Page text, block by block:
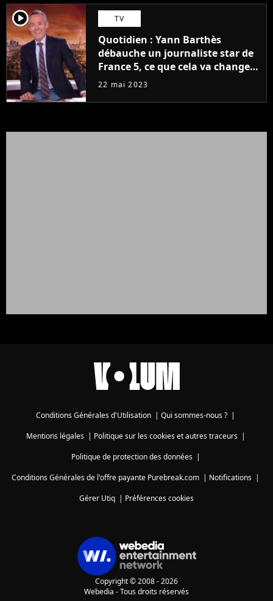
player2 TV
Quotidien : Yann Barthès
débauche un journaliste star de
France 5, ce que cela va changer
à la rentrée
22 mai 2023
Conditions Générales d'Utilisation | Qui sommes-nous ? |
Mentions légales| Politique sur les cookies et autres traceurs|
Politique de protection des données|
Conditions Générales de l'offre payante Purebreak.com | Notifications |
Gérer Utiq | Préférences cookies
Copyright © 2008 - 2026
Webedia - Tous droits réservés